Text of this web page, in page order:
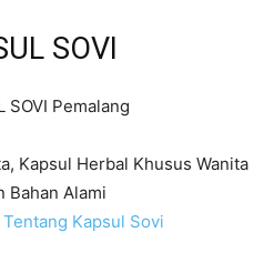
SOVI
Kapsul Herbal Khusus Wanita
Bahan Alami
Kapsul Sovi